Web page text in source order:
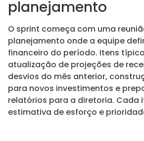
planejamento
O sprint começa com uma
planejamento onde a equipe
financeiro do período. Itens
atualização de projeções de
desvios do mês anterior,
para novos investimentos e
relatórios para a diretoria. Cada
estimativa de esforço e